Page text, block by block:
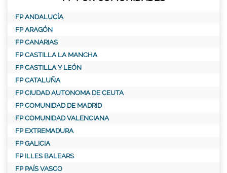
FP ANDALUCÍA
FP ARAGÓN
FP CANARIAS
FP CASTILLA LA MANCHA
FP CASTILLA Y LEÓN
FP CATALUÑA
FP CIUDAD AUTONOMA DE CEUTA
FP COMUNIDAD DE MADRID
FP COMUNIDAD VALENCIANA
FP EXTREMADURA
FP GALICIA
FP ILLES BALEARS
FP PAÍS VASCO